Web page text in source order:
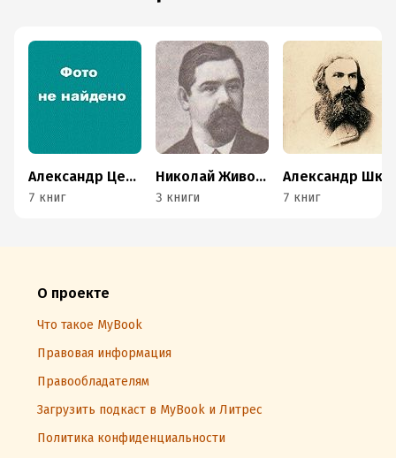
Александр Цеханович
7 книг
Николай Животов
3 книги 7 книг
О проекте
Что такое MyBook
Правовая информация
Правообладателям
Загрузить подкаст в MyBook и Литрес
Политика конфиденциальности